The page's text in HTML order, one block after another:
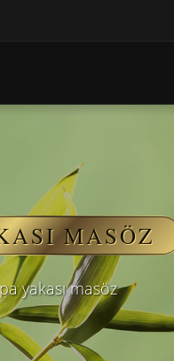
MASÖZ
yakası masöz